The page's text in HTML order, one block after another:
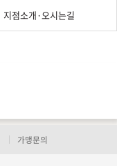
지점소개·오시는길
가맹문의